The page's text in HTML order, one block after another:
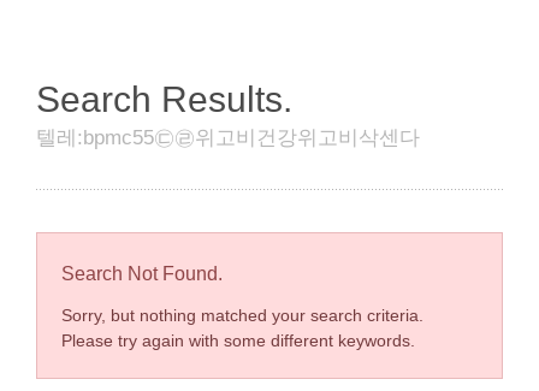
Search Results.
텔레:bpmc55㉢㉣위고비건강위고비삭센다
Search Not Found.
Sorry, but nothing matched your search criteria.
Please try again with some different keywords.